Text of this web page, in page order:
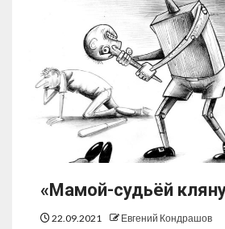
«Мамой-судьёй
22.09.2021 Евгений Кондрашов